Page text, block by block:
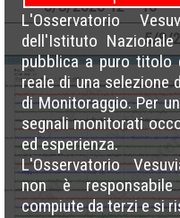
L'Osservatorio
dell'Istituto
pubblica a puro titolo
reale di una selezione
di Monitoraggio. Per
segnali monitorati
ed esperienza.
L'Osservatorio
non è
compiute da terzi e si
5/8/202612 – 16
5/8/